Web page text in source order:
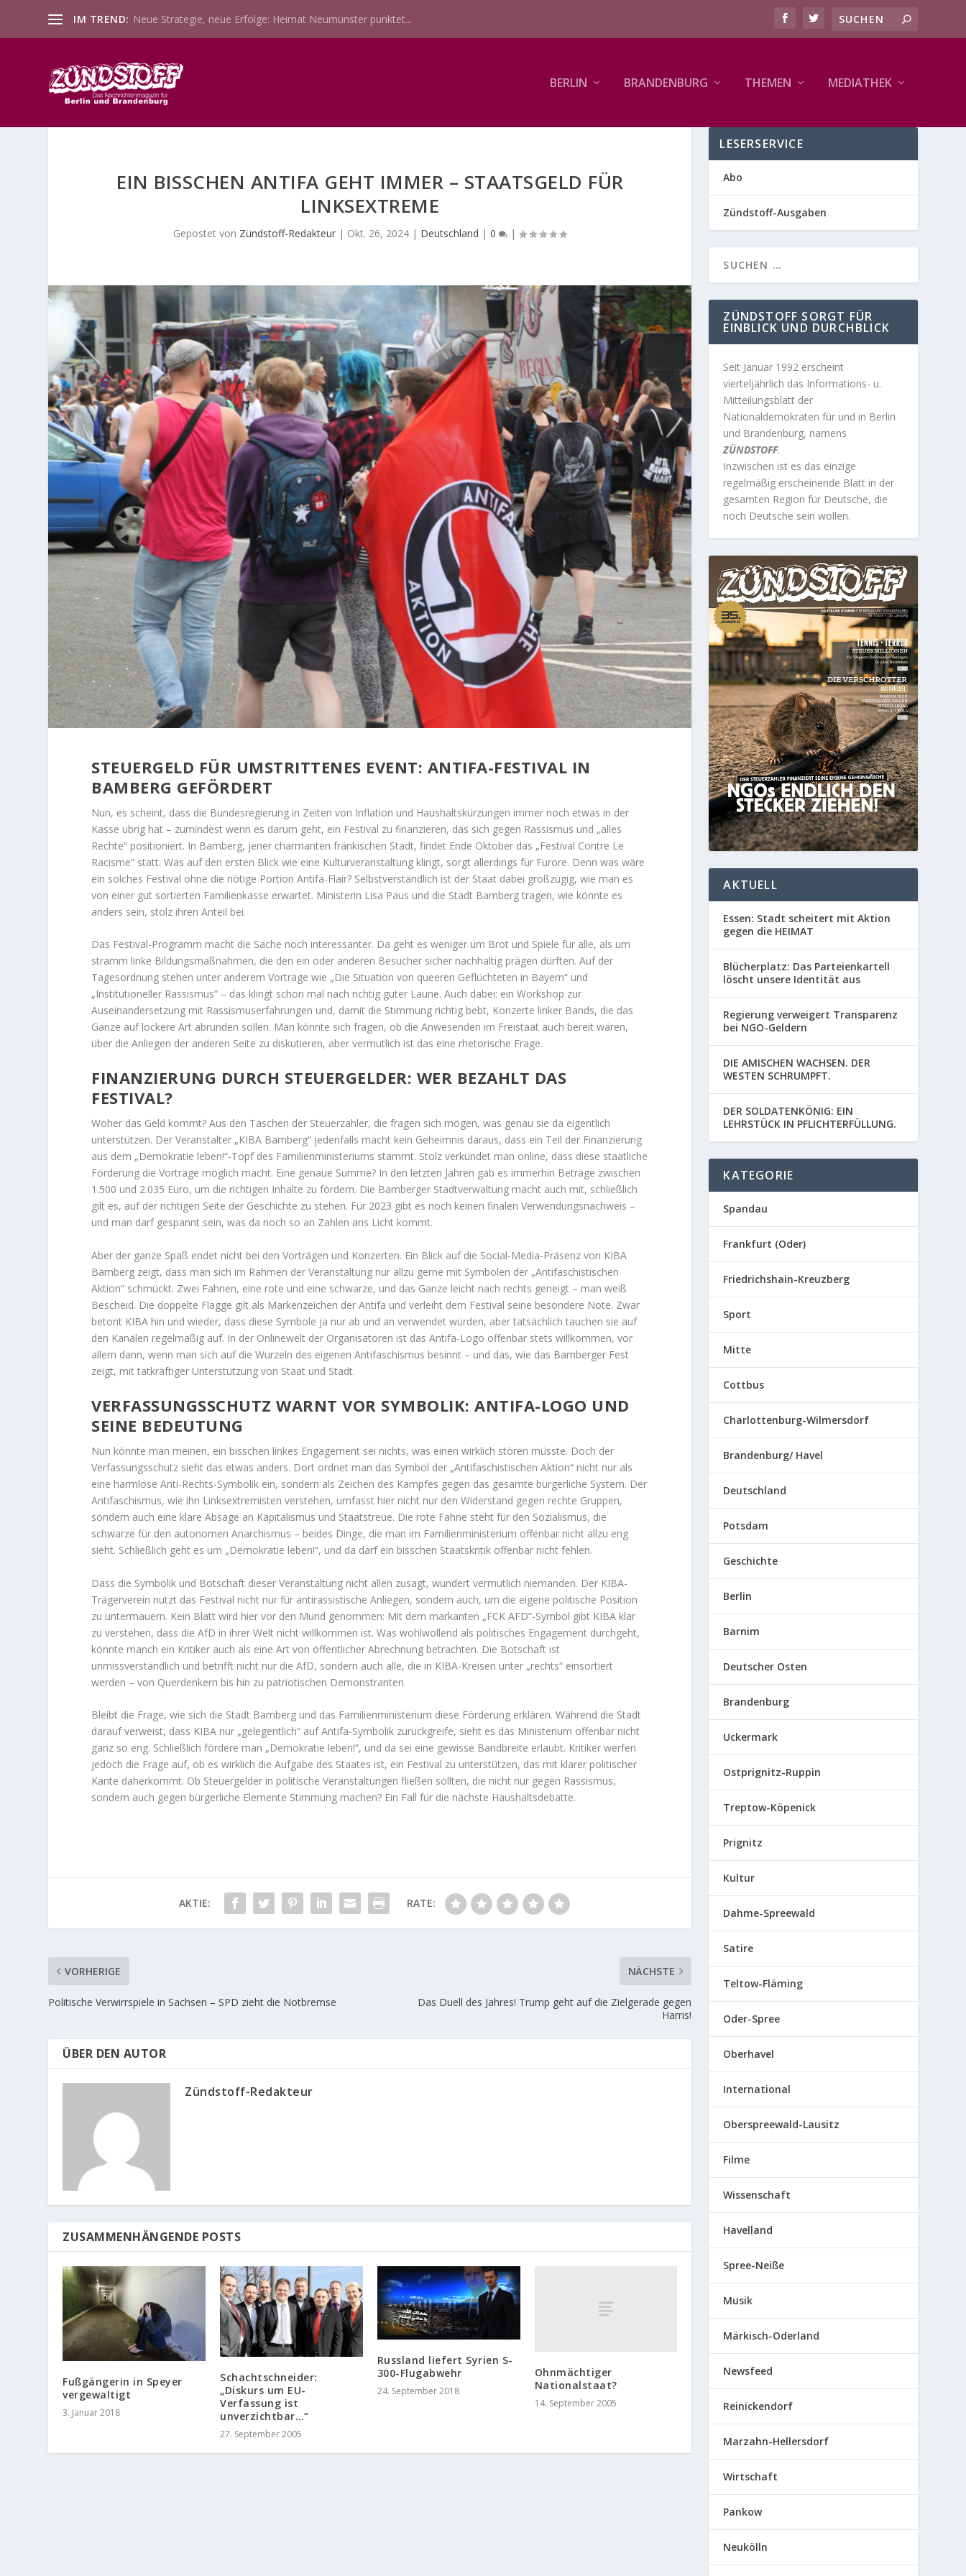
IM TREND: Neue Strategie, neue Erfolge: Heimat Neumünster punktet...
BERLIN BRANDENBURG THEMEN MEDIATHEK
EIN BISSCHEN ANTIFA GEHT IMMER – STAATSGELD FÜR
LINKSEXTREME
Gepostet von Zündstoff-Redakteur | Okt. 26, 2024 | Deutschland |0 |
STEUERGELD FÜR UMSTRITTENES EVENT: ANTIFA-FESTIVAL IN
BAMBERG GEFÖRDERT
Nun, es scheint, dass die Bundesregierung in Zeiten von Inflation und Haushaltskürzungen immer noch etwas in der
Kasse übrig hat – zumindest wenn es darum geht, ein Festival zu finanzieren, das sich gegen Rassismus und „alles
Rechte“ positioniert. In Bamberg, jener charmanten fränkischen Stadt, findet Ende Oktober das „Festival Contre Le
Racisme“ statt. Was auf den ersten Blick wie eine Kulturveranstaltung klingt, sorgt allerdings für Furore. Denn was wäre
ein solches Festival ohne die nötige Portion Antifa-Flair? Selbstverständlich ist der Staat dabei großzügig, wie man es
von einer gut sortierten Familienkasse erwartet. Ministerin Lisa Paus und die Stadt Bamberg tragen, wie könnte es
anders sein, stolz ihren Anteil bei.
Das Festival-Programm macht die Sache noch interessanter. Da geht es weniger um Brot und Spiele für alle, als um
stramm linke Bildungsmaßnahmen, die den ein oder anderen Besucher sicher nachhaltig prägen dürften. Auf der
Tagesordnung stehen unter anderem Vorträge wie „Die Situation von queeren Geflüchteten in Bayern“ und
„Institutioneller Rassismus“ – das klingt schon mal nach richtig guter Laune. Auch dabei: ein Workshop zur
Auseinandersetzung mit Rassismuserfahrungen und, damit die Stimmung richtig bebt, Konzerte linker Bands, die das
Ganze auf lockere Art abrunden sollen. Man könnte sich fragen, ob die Anwesenden im Freistaat auch bereit wären,
über die Anliegen der anderen Seite zu diskutieren, aber vermutlich ist das eine rhetorische Frage.
FINANZIERUNG DURCH STEUERGELDER: WER BEZAHLT DAS
FESTIVAL?
Woher das Geld kommt? Aus den Taschen der Steuerzahler, die fragen sich mögen, was genau sie da eigentlich
unterstützen. Der Veranstalter „KIBA Bamberg“ jedenfalls macht kein Geheimnis daraus, dass ein Teil der Finanzierung
aus dem „Demokratie leben!“-Topf des Familienministeriums stammt. Stolz verkündet man online, dass diese staatliche
Förderung die Vorträge möglich macht. Eine genaue Summe? In den letzten Jahren gab es immerhin Beträge zwischen
1.500 und 2.035 Euro, um die richtigen Inhalte zu fördern. Die Bamberger Stadtverwaltung macht auch mit, schließlich
gilt es, auf der richtigen Seite der Geschichte zu stehen. Für 2023 gibt es noch keinen finalen Verwendungsnachweis –
und man darf gespannt sein, was da noch so an Zahlen ans Licht kommt.
Aber der ganze Spaß endet nicht bei den Vorträgen und Konzerten. Ein Blick auf die Social-Media-Präsenz von KIBA
Bamberg zeigt, dass man sich im Rahmen der Veranstaltung nur allzu gerne mit Symbolen der „Antifaschistischen
Aktion“ schmückt. Zwei Fahnen, eine rote und eine schwarze, und das Ganze leicht nach rechts geneigt – man weiß
Bescheid. Die doppelte Flagge gilt als Markenzeichen der Antifa und verleiht dem Festival seine besondere Note. Zwar
betont KIBA hin und wieder, dass diese Symbole ja nur ab und an verwendet würden, aber tatsächlich tauchen sie auf
den Kanälen regelmäßig auf. In der Onlinewelt der Organisatoren ist das Antifa-Logo offenbar stets willkommen, vor
allem dann, wenn man sich auf die Wurzeln des eigenen Antifaschismus besinnt – und das, wie das Bamberger Fest
zeigt, mit tatkräftiger Unterstützung von Staat und Stadt.
VERFASSUNGSSCHUTZ WARNT VOR SYMBOLIK: ANTIFA-LOGO UND
SEINE BEDEUTUNG
Nun könnte man meinen, ein bisschen linkes Engagement sei nichts, was einen wirklich stören müsste. Doch der
Verfassungsschutz sieht das etwas anders. Dort ordnet man das Symbol der „Antifaschistischen Aktion“ nicht nur als
eine harmlose Anti-Rechts-Symbolik ein, sondern als Zeichen des Kampfes gegen das gesamte bürgerliche System. Der
Antifaschismus, wie ihn Linksextremisten verstehen, umfasst hier nicht nur den Widerstand gegen rechte Gruppen,
sondern auch eine klare Absage an Kapitalismus und Staatstreue. Die rote Fahne steht für den Sozialismus, die
schwarze für den autonomen Anarchismus – beides Dinge, die man im Familienministerium offenbar nicht allzu eng
sieht. Schließlich geht es um „Demokratie leben!“, und da darf ein bisschen Staatskritik offenbar nicht fehlen.
Dass die Symbolik und Botschaft dieser Veranstaltung nicht allen zusagt, wundert vermutlich niemanden. Der KIBA-
Trägerverein nutzt das Festival nicht nur für antirassistische Anliegen, sondern auch, um die eigene politische Position
zu untermauern. Kein Blatt wird hier vor den Mund genommen: Mit dem markanten „FCK AFD“-Symbol gibt KIBA klar
zu verstehen, dass die AfD in ihrer Welt nicht willkommen ist. Was wohlwollend als politisches Engagement durchgeht,
könnte manch ein Kritiker auch als eine Art von öffentlicher Abrechnung betrachten. Die Botschaft ist
unmissverständlich und betrifft nicht nur die AfD, sondern auch alle, die in KIBA-Kreisen unter „rechts“ einsortiert
werden – von Querdenkern bis hin zu patriotischen Demonstranten.
Bleibt die Frage, wie sich die Stadt Bamberg und das Familienministerium diese Förderung erklären. Während die Stadt
darauf verweist, dass KIBA nur „gelegentlich“ auf Antifa-Symbolik zurückgreife, sieht es das Ministerium offenbar nicht
ganz so eng. Schließlich fördere man „Demokratie leben!“, und da sei eine gewisse Bandbreite erlaubt. Kritiker werfen
jedoch die Frage auf, ob es wirklich die Aufgabe des Staates ist, ein Festival zu unterstützen, das mit klarer politischer
Kante daherkommt. Ob Steuergelder in politische Veranstaltungen fließen sollten, die nicht nur gegen Rassismus,
sondern auch gegen bürgerliche Elemente Stimmung machen? Ein Fall für die nächste Haushaltsdebatte.
AKTIE: RATE:
VORHERIGE
Politische Verwirrspiele in Sachsen – SPD zieht die Notbremse
NÄCHSTE
Das Duell des Jahres! Trump geht auf die Zielgerade gegen
Harris!
ÜBER DEN AUTOR
Zündstoff-Redakteur
ZUSAMMENHÄNGENDE POSTS
Fußgängerin in Speyer
vergewaltigt
3. Januar 2018
Schachtschneider:
„Diskurs um EU-
Verfassung ist
unverzichtbar…“
27. September 2005
Russland liefert Syrien S-
300-Flugabwehr
24. September 2018
Ohnmächtiger
Nationalstaat?
14. September 2005
LESERSERVICE
Abo
Zündstoff-Ausgaben
ZÜNDSTOFF SORGT FÜR
EINBLICK UND DURCHBLICK
Seit Januar 1992 erscheint
vierteljährlich das Informations- u.
Mitteilungsblatt der
Nationaldemokraten für und in Berlin
und Brandenburg, namens
ZÜNDSTOFF.
Inzwischen ist es das einzige
regelmäßig erscheinende Blatt in der
gesamten Region für Deutsche, die
noch Deutsche sein wollen.
AKTUELL
Essen: Stadt scheitert mit Aktion
gegen die HEIMAT
Blücherplatz: Das Parteienkartell
löscht unsere Identität aus
Regierung verweigert Transparenz
bei NGO-Geldern
DIE AMISCHEN WACHSEN. DER
WESTEN SCHRUMPFT.
DER SOLDATENKÖNIG: EIN
LEHRSTÜCK IN PFLICHTERFÜLLUNG.
KATEGORIE
Spandau
Frankfurt (Oder)
Friedrichshain-Kreuzberg
Sport
Mitte
Cottbus
Charlottenburg-Wilmersdorf
Brandenburg/ Havel
Deutschland
Potsdam
Geschichte
Berlin
Barnim
Deutscher Osten
Brandenburg
Uckermark
Ostprignitz-Ruppin
Treptow-Köpenick
Prignitz
Kultur
Dahme-Spreewald
Satire
Teltow-Fläming
Oder-Spree
Oberhavel
International
Oberspreewald-Lausitz
Filme
Wissenschaft
Havelland
Spree-Neiße
Musik
Märkisch-Oderland
Newsfeed
Reinickendorf
Marzahn-Hellersdorf
Wirtschaft
Pankow
Neukölln